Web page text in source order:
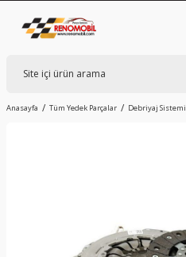
Anasayfa Tüm Yedek Parçalar Debriyaj Sistemi